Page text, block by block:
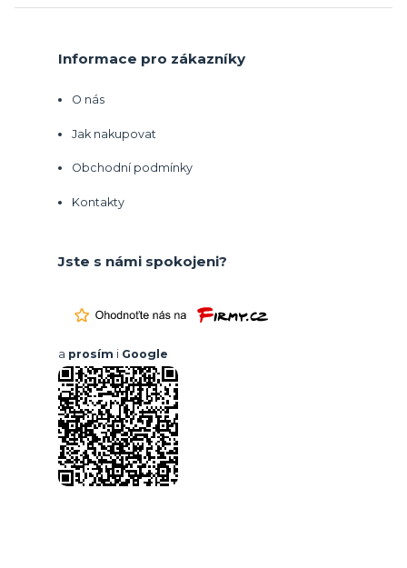
Informace pro zákazníky
O nás
Jak nakupovat
Obchodní podmínky
Kontakty
Jste s námi spokojeni?
a prosím i Google